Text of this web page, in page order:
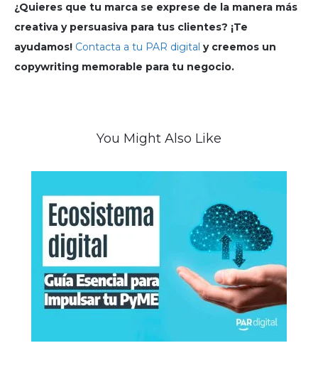
¿Quieres que tu marca se exprese de la manera más
creativa y persuasiva para tus clientes? ¡Te
ayudamos! Contacta a tu PAR digital y creemos un
copywriting memorable para tu negocio.
You Might Also Like